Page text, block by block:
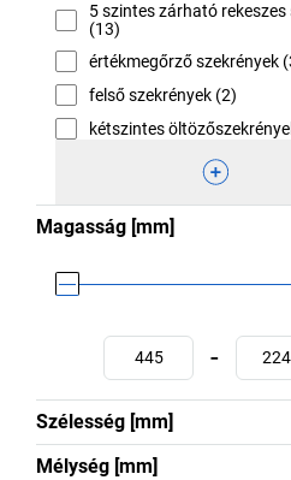
5 szintes zárható rekeszes
(13)
értékmegőrző szekrények
felső szekrények (2)
kétszintes
Magasság [mm]
-
Szélesség [mm]
Mélység [mm]